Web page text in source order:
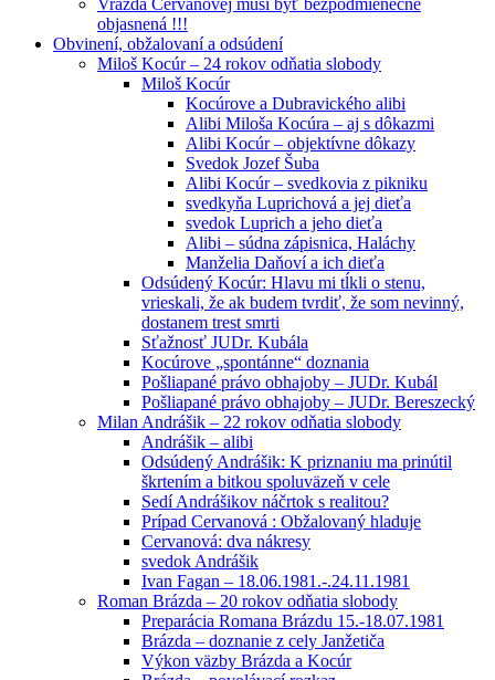
objasnená !!!
Obvinení, obžalovaní a odsúdení
Miloš Kocúr – 24 rokov odňatia slobody
Miloš Kocúr
Kocúrove a Dubravického alibi
Alibi Miloša Kocúra – aj s dôkazmi
Alibi Kocúr – objektívne dôkazy
Svedok Jozef Šuba
Alibi Kocúr – svedkovia z pikniku
svedkyňa Luprichová a jej dieťa
svedok Luprich a jeho dieťa
Alibi – súdna zápisnica, Haláchy
Manželia Daňoví a ich dieťa
Odsúdený Kocúr: Hlavu mi tĺkli o stenu,
vrieskali, že ak budem tvrdiť, že som nevinný,
dostanem trest smrti
Sťažnosť JUDr. Kubála
Kocúrove „spontánne“ doznania
Pošliapané právo obhajoby – JUDr. Kubál
Pošliapané právo obhajoby – JUDr. Bereszecký
Milan Andrášik – 22 rokov odňatia slobody
Andrášik – alibi
Odsúdený Andrášik: K priznaniu ma prinútil
škrtením a bitkou spoluväzeň v cele
Sedí Andrášikov náčrtok s realitou?
Prípad Cervanová : Obžalovaný hladuje
Cervanová: dva nákresy
svedok Andrášik
Ivan Fagan – 18.06.1981.-.24.11.1981
Roman Brázda – 20 rokov odňatia slobody
Preparácia Romana Brázdu 15.-18.07.1981
Brázda – doznanie z cely Janžetiča
Výkon väzby Brázda a Kocúr